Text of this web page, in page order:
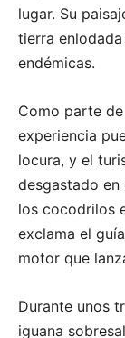
lugar. Su
tierra
endémicas.
Como parte
experiencia
locura, y el
desgastado en
los cocodrilos
exclama el
motor que
Durante unos
iguana